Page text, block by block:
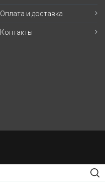
Оплата и доставка
Контакты